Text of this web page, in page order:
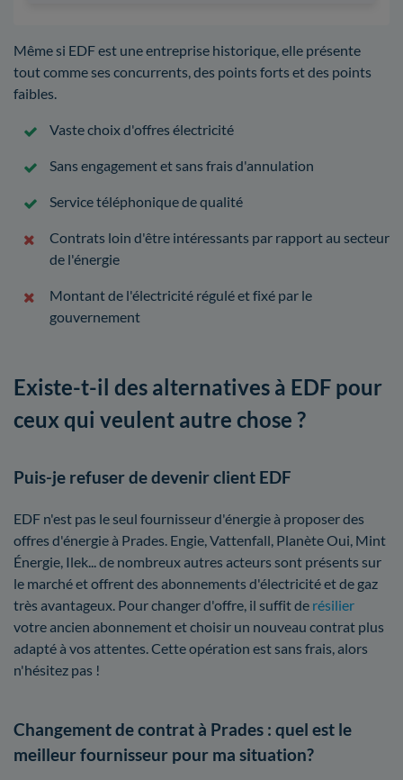
Même si EDF est une entreprise historique, elle présente
tout comme ses concurrents, des points forts et des points
faibles.
Vaste choix d'offres électricité
Sans engagement et sans frais d'annulation
Service téléphonique de qualité
Contrats loin d'être intéressants par rapport au secteur
de l'énergie
Montant de l'électricité régulé et fixé par le
gouvernement
Existe-t-il des alternatives à EDF pour
ceux qui veulent autre chose ?
Puis-je refuser de devenir client EDF
EDF n'est pas le seul fournisseur d'énergie à proposer des
offres d'énergie à Prades. Engie, Vattenfall, Planète Oui, Mint
Énergie, Ilek... de nombreux autres acteurs sont présents sur
le marché et offrent des abonnements d'électricité et de gaz
très avantageux. Pour changer d'offre, il suffit de résilier
votre ancien abonnement et choisir un nouveau contrat plus
adapté à vos attentes. Cette opération est sans frais, alors
n'hésitez pas !
Changement de contrat à Prades : quel est le
meilleur fournisseur pour ma situation?